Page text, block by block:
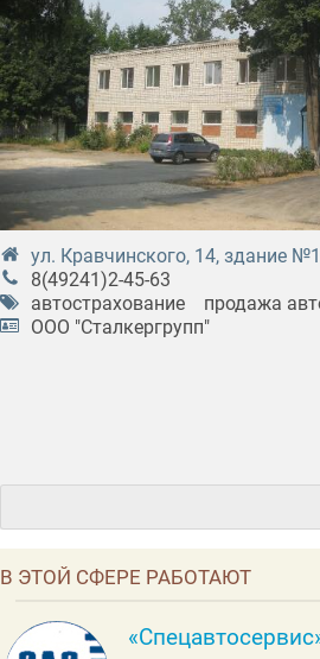
ул. Кравчинского, 14, здание №1
8(49241)2-45-63
автострахование
продажа
ООО "Сталкергрупп"
В ЭТОЙ СФЕРЕ РАБОТАЮТ